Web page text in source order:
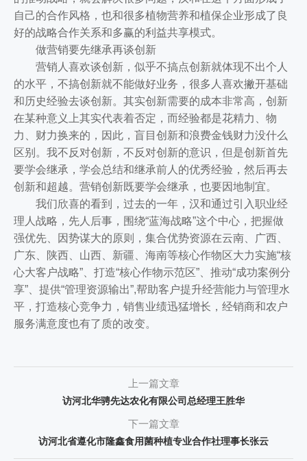
自己的合作风格，也和很多植物营养和植保企业形成了良
好的战略合作关系和多赢的利益共享模式。
做营销要先继承再谈创新
营销人喜欢谈创新，似乎不搞点创新就体现不出个人
的水平，不搞创新就不能做好业务，很多人喜欢撇开基础
和历史经验去谈创新。其实创新需要的成本非常高，创新
在某种意义上其实代表着否定，而经验都是花精力、物
力、财力换来的，因此，盲目创新和浪费金钱财力没什么
区别。我不反对创新，不反对创新的意识，但是创新首先
要学会继承，学会总结和继承前人的优秀经验，然后再去
创新和超越。营销创新既要学会继承，也要因地制宜。
我们欣喜的看到，过去的一年，汉和通过引入职业经
理人战略，先人后事，围绕“蓝海战略”这个中心，把握做
强优先、因势谋大的原则，集合优势资源在云南、广西、
广东、陕西、山西、新疆、海南等核心作物区大力实施“核
心大客户战略”、打造“核心作物示范区”、推动“成功案例分
享”、提供“管理资源输出”,帮助客户提升经营能力与管理水
平，打造核心竞争力，销售业绩迅猛增长，经销商和农户
服务满意度也有了质的改变。
上一篇文章
访河北华骋先达农化有限公司总经理王胜华
下一篇文章
访河北省遵化市隆鑫食用菌种植专业合作社理事长张云